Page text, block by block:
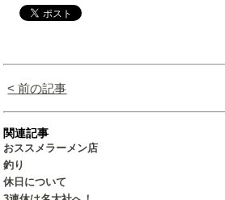
< 前の記事
関連記事
おススメラーメン店
釣り
休日について